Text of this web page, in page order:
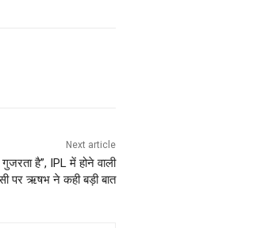
Next article
है”, IPL में होने वाली
पर ऋषभ ने कही बड़ी बात